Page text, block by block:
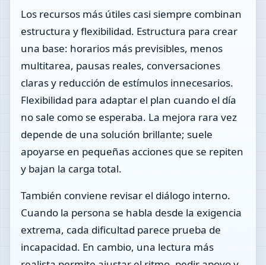
Los recursos más útiles casi siempre combinan
estructura y flexibilidad. Estructura para crear
una base: horarios más previsibles, menos
multitarea, pausas reales, conversaciones
claras y reducción de estímulos innecesarios.
Flexibilidad para adaptar el plan cuando el día
no sale como se esperaba. La mejora rara vez
depende de una solución brillante; suele
apoyarse en pequeñas acciones que se repiten
y bajan la carga total.
También conviene revisar el diálogo interno.
Cuando la persona se habla desde la exigencia
extrema, cada dificultad parece prueba de
incapacidad. En cambio, una lectura más